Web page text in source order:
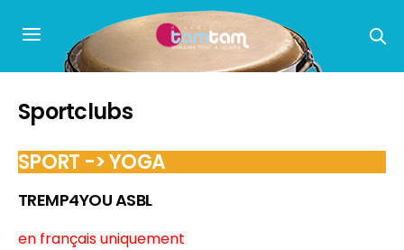
Sportclubs
SPORT -> YOGA
TREMP4YOU ASBL
en français uniquement